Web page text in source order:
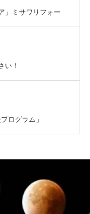
」ミサワリフォー
い！
ログラム」